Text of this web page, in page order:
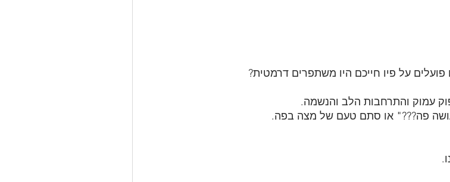
על פיו חייכם היו משתפרים דרמטית?
עמוק והתרחבות הלב והנשמה.
פה???" או סתם טעם של מצה בפה.